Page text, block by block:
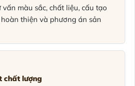
màu sắc, chất liệu, cấu tạo
thiện và phương án sản
chất lượng